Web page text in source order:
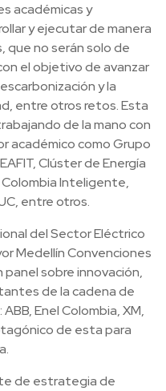
académicas y
y ejecutar de manera
que no serán solo de
el objetivo de avanzar
y la
entre otros retos. Esta
de la mano con
académico como Grupo
Clúster de Energía
Inteligente,
entre otros.
del Sector Eléctrico
Medellín Convenciones
panel sobre innovación,
de la cadena de
Enel Colombia, XM,
de esta para
de estrategia de